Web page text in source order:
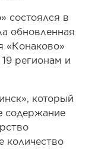
состоялся в
обновленная
«Конаково»
регионам и
который
содержание
количество